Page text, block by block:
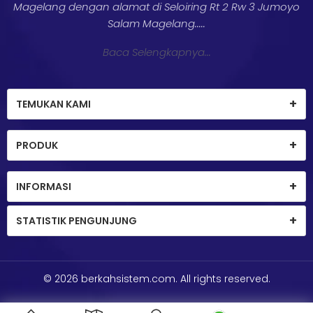
Magelang dengan alamat di Seloiring Rt 2 Rw 3 Jumoyo
Salam Magelang.....
Baca Selengkapnya...
TEMUKAN KAMI
PRODUK
INFORMASI
STATISTIK PENGUNJUNG
© 2026 berkahsistem.com. All rights reserved.